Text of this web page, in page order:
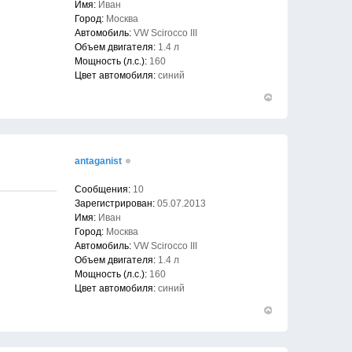
Имя: Иван
Город: Москва
Автомобиль: VW Scirocco III
Объем двигателя: 1.4 л
Мощность (л.с.): 160
Цвет автомобиля: синий
antaganist
Сообщения: 10
Зарегистрирован: 05.07.2013
Имя: Иван
Город: Москва
Автомобиль: VW Scirocco III
Объем двигателя: 1.4 л
Мощность (л.с.): 160
Цвет автомобиля: синий